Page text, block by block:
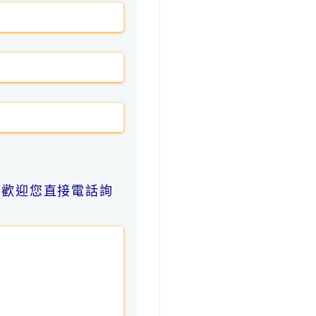
迎您直接電話詢